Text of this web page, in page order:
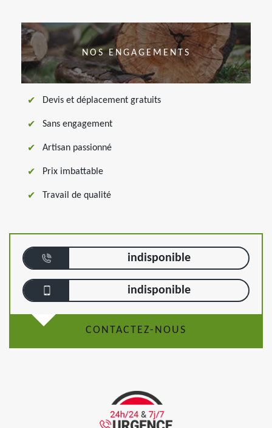
NOS ENGAGEMENTS
Devis et déplacement gratuits
Sans engagement
Artisan passionné
Prix imbattable
Travail de qualité
indisponible
indisponible
CONTACTEZ-NOUS